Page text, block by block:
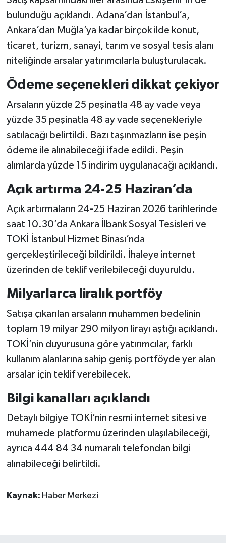
bulunduğu açıklandı. Adana’dan İstanbul’a,
Ankara’dan Muğla’ya kadar birçok ilde konut,
ticaret, turizm, sanayi, tarım ve sosyal tesis alanı
niteliğinde arsalar yatırımcılarla buluşturulacak.
Ödeme seçenekleri dikkat çekiyor
Arsaların yüzde 25 peşinatla 48 ay vade veya
yüzde 35 peşinatla 48 ay vade seçenekleriyle
satılacağı belirtildi. Bazı taşınmazların ise peşin
ödeme ile alınabileceği ifade edildi. Peşin
alımlarda yüzde 15 indirim uygulanacağı açıklandı.
Açık artırma 24-25 Haziran’da
Açık artırmaların 24-25 Haziran 2026 tarihlerinde
saat 10.30’da Ankara İlbank Sosyal Tesisleri ve
TOKİ İstanbul Hizmet Binası’nda
gerçekleştirileceği bildirildi. İhaleye internet
üzerinden de teklif verilebileceği duyuruldu.
Milyarlarca liralık portföy
Satışa çıkarılan arsaların muhammen bedelinin
toplam 19 milyar 290 milyon lirayı aştığı açıklandı.
TOKİ’nin duyurusuna göre yatırımcılar, farklı
kullanım alanlarına sahip geniş portföyde yer alan
arsalar için teklif verebilecek.
Bilgi kanalları açıklandı
Detaylı bilgiye TOKİ’nin resmi internet sitesi ve
muhamede platformu üzerinden ulaşılabileceği,
ayrıca 444 84 34 numaralı telefondan bilgi
alınabileceği belirtildi.
Kaynak: Haber Merkezi